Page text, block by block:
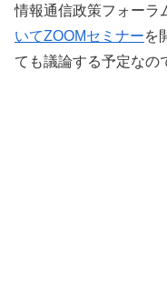
情報通信政策フォーラ
いてZOOMセミナーを
ても議論する予定なの